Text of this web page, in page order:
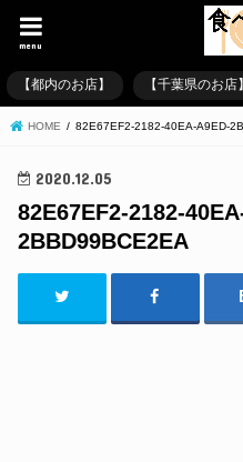
menu
【都内のお店】 【千葉県のお店
HOME 82E67EF2-2182-40EA-A9ED-
2020.12.05
82E67EF2-2182-
2BBD99BCE2EA